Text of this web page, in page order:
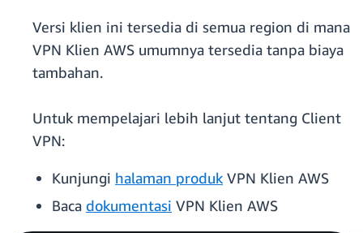
Versi klien ini tersedia di semua region di mana
VPN Klien AWS umumnya tersedia tanpa biaya
tambahan.
Untuk mempelajari lebih lanjut tentang Client
VPN:
Kunjungi halaman produk VPN Klien AWS
Baca dokumentasi VPN Klien AWS